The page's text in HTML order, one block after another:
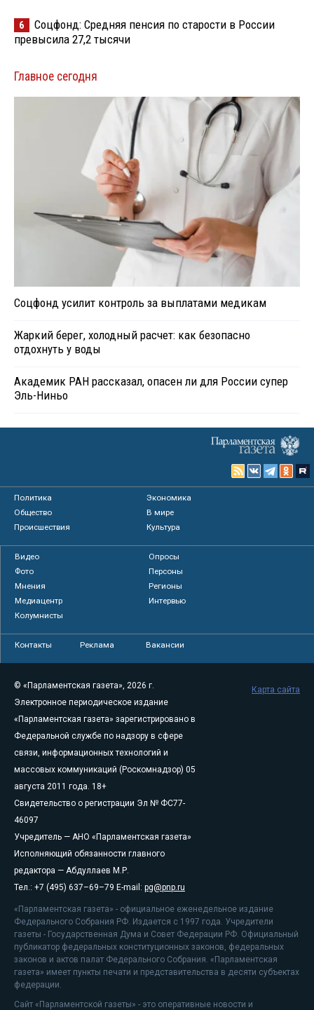
6
Соцфонд: Средняя пенсия по старости в России
превысила 27,2 тысячи
Главное сегодня
Соцфонд усилит контроль за выплатами медикам
Жаркий берег, холодный расчет: как безопасно
отдохнуть у воды
Академик РАН рассказал, опасен ли для России супер
Эль-Ниньо
Политика
Экономика
Общество
В мире
Происшествия
Культура
Видео
Опросы
Фото
Персоны
Мнения
Регионы
Медиацентр
Интервью
Колумнисты
Контакты Реклама Вакансии
© «Парламентская газета», 2026 г.
Электронное периодическое издание
«Парламентская газета» зарегистрировано в
Федеральной службе по надзору в сфере
связи, информационных технологий и
массовых коммуникаций (Роскомнадзор) 05
августа 2011 года. 18+
Свидетельство о регистрации Эл № ФС77-
46097
Учредитель — АНО «Парламентская газета»
Исполняющий обязанности главного
редактора — Абдуллаев М.Р.
Тел.: +7 (495) 637–69–79 E-mail: pg@pnp.ru
«Парламентская газета» - официальное еженедельное издание
Федерального Собрания РФ. Издается с 1997 года. Учредители
газеты - Государственная Дума и Совет Федерации РФ. Официальный
публикатор федеральных конституционных законов, федеральных
законов и актов палат Федерального Собрания. «Парламентская
газета» имеет пункты печати и представительства в десяти субъектах
федерации.
Сайт «Парламентской газеты» - это оперативные новости и
Карта сайта